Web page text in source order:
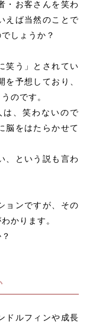
・お客さんを笑わ
えば当然のことで
しょうか？
笑う」とされてい
予想しており、
のです。
、笑わないので
脳をはたらかせて
、という説も言わ
ョンですが、その
かります。
ドルフィンや成長